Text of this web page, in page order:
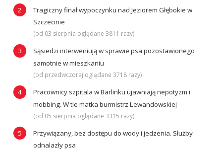
Tragiczny finał wypoczynku nad Jeziorem Głębokie w
Szczecinie
(od 03 sierpnia oglądane 3811 razy)
Sąsiedzi interweniują w sprawie psa pozostawionego
samotnie w mieszkaniu
(od przedwczoraj oglądane 3718 razy)
Pracownicy szpitala w Barlinku ujawniają nepotyzm i
mobbing. W tle matka burmistrz Lewandowskiej
(od 05 sierpnia oglądane 3315 razy)
Przywiązany, bez dostępu do wody i jedzenia. Służby
odnalazły psa